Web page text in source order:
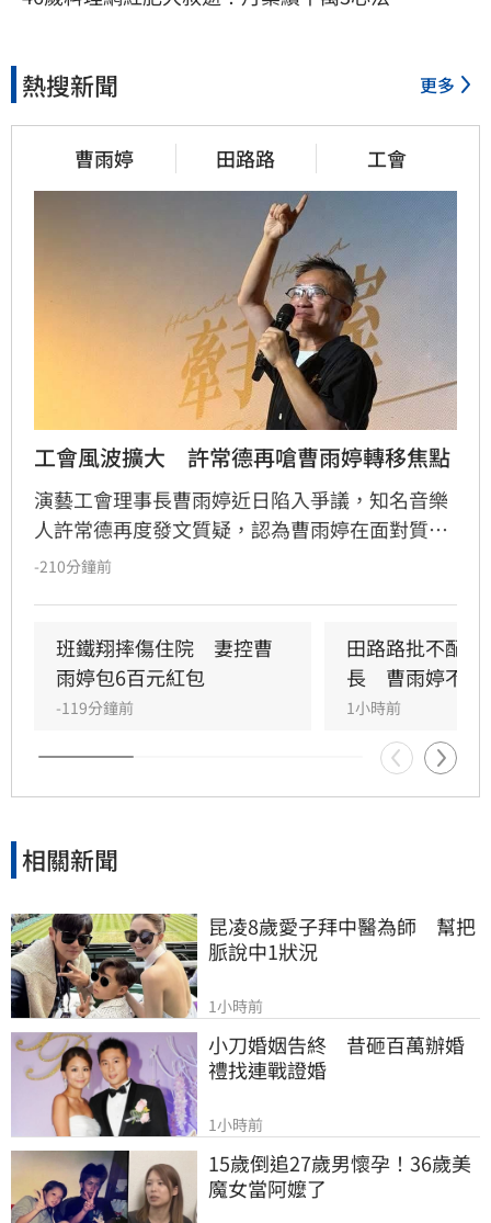
熱搜新聞 更多
曹雨婷 田路路 工會
工會風波擴大　許常德再嗆曹雨婷轉移焦點
演藝工會理事長曹雨婷近日陷入爭議，知名音樂
人許常德再度發文質疑，認為曹雨婷在面對質疑
時，不應反問資深藝人池秋美關於田路路協助的
外界關注工會運作屬合理公共討論，核心在於工
會是否善盡職責，而非轉移焦點至個別藝人身
上。由於曹雨婷曾主動表示協助田路路，隨後引
發外界檢視工會作為，許常德呼籲曹雨婷應公開
說明近年會務內容，包括會費、企業贊助與政府
補助等經費運用情形，確保財務透明公開，才能
員權益獲得實質保障與完善照顧。
-210分鐘前
班鐵翔摔傷住院　妻控曹
雨婷包6百元紅包
-119分鐘前
田路路批不配
長　曹雨婷不忍
1小時前
相關新聞
昆凌8歲愛子拜中醫為師　幫把
脈說中1狀況
1小時前
小刀婚姻告終　昔砸百萬辦婚
禮找連戰證婚
1小時前
15歲倒追27歲男懷孕！36歲美
魔女當阿嬤了